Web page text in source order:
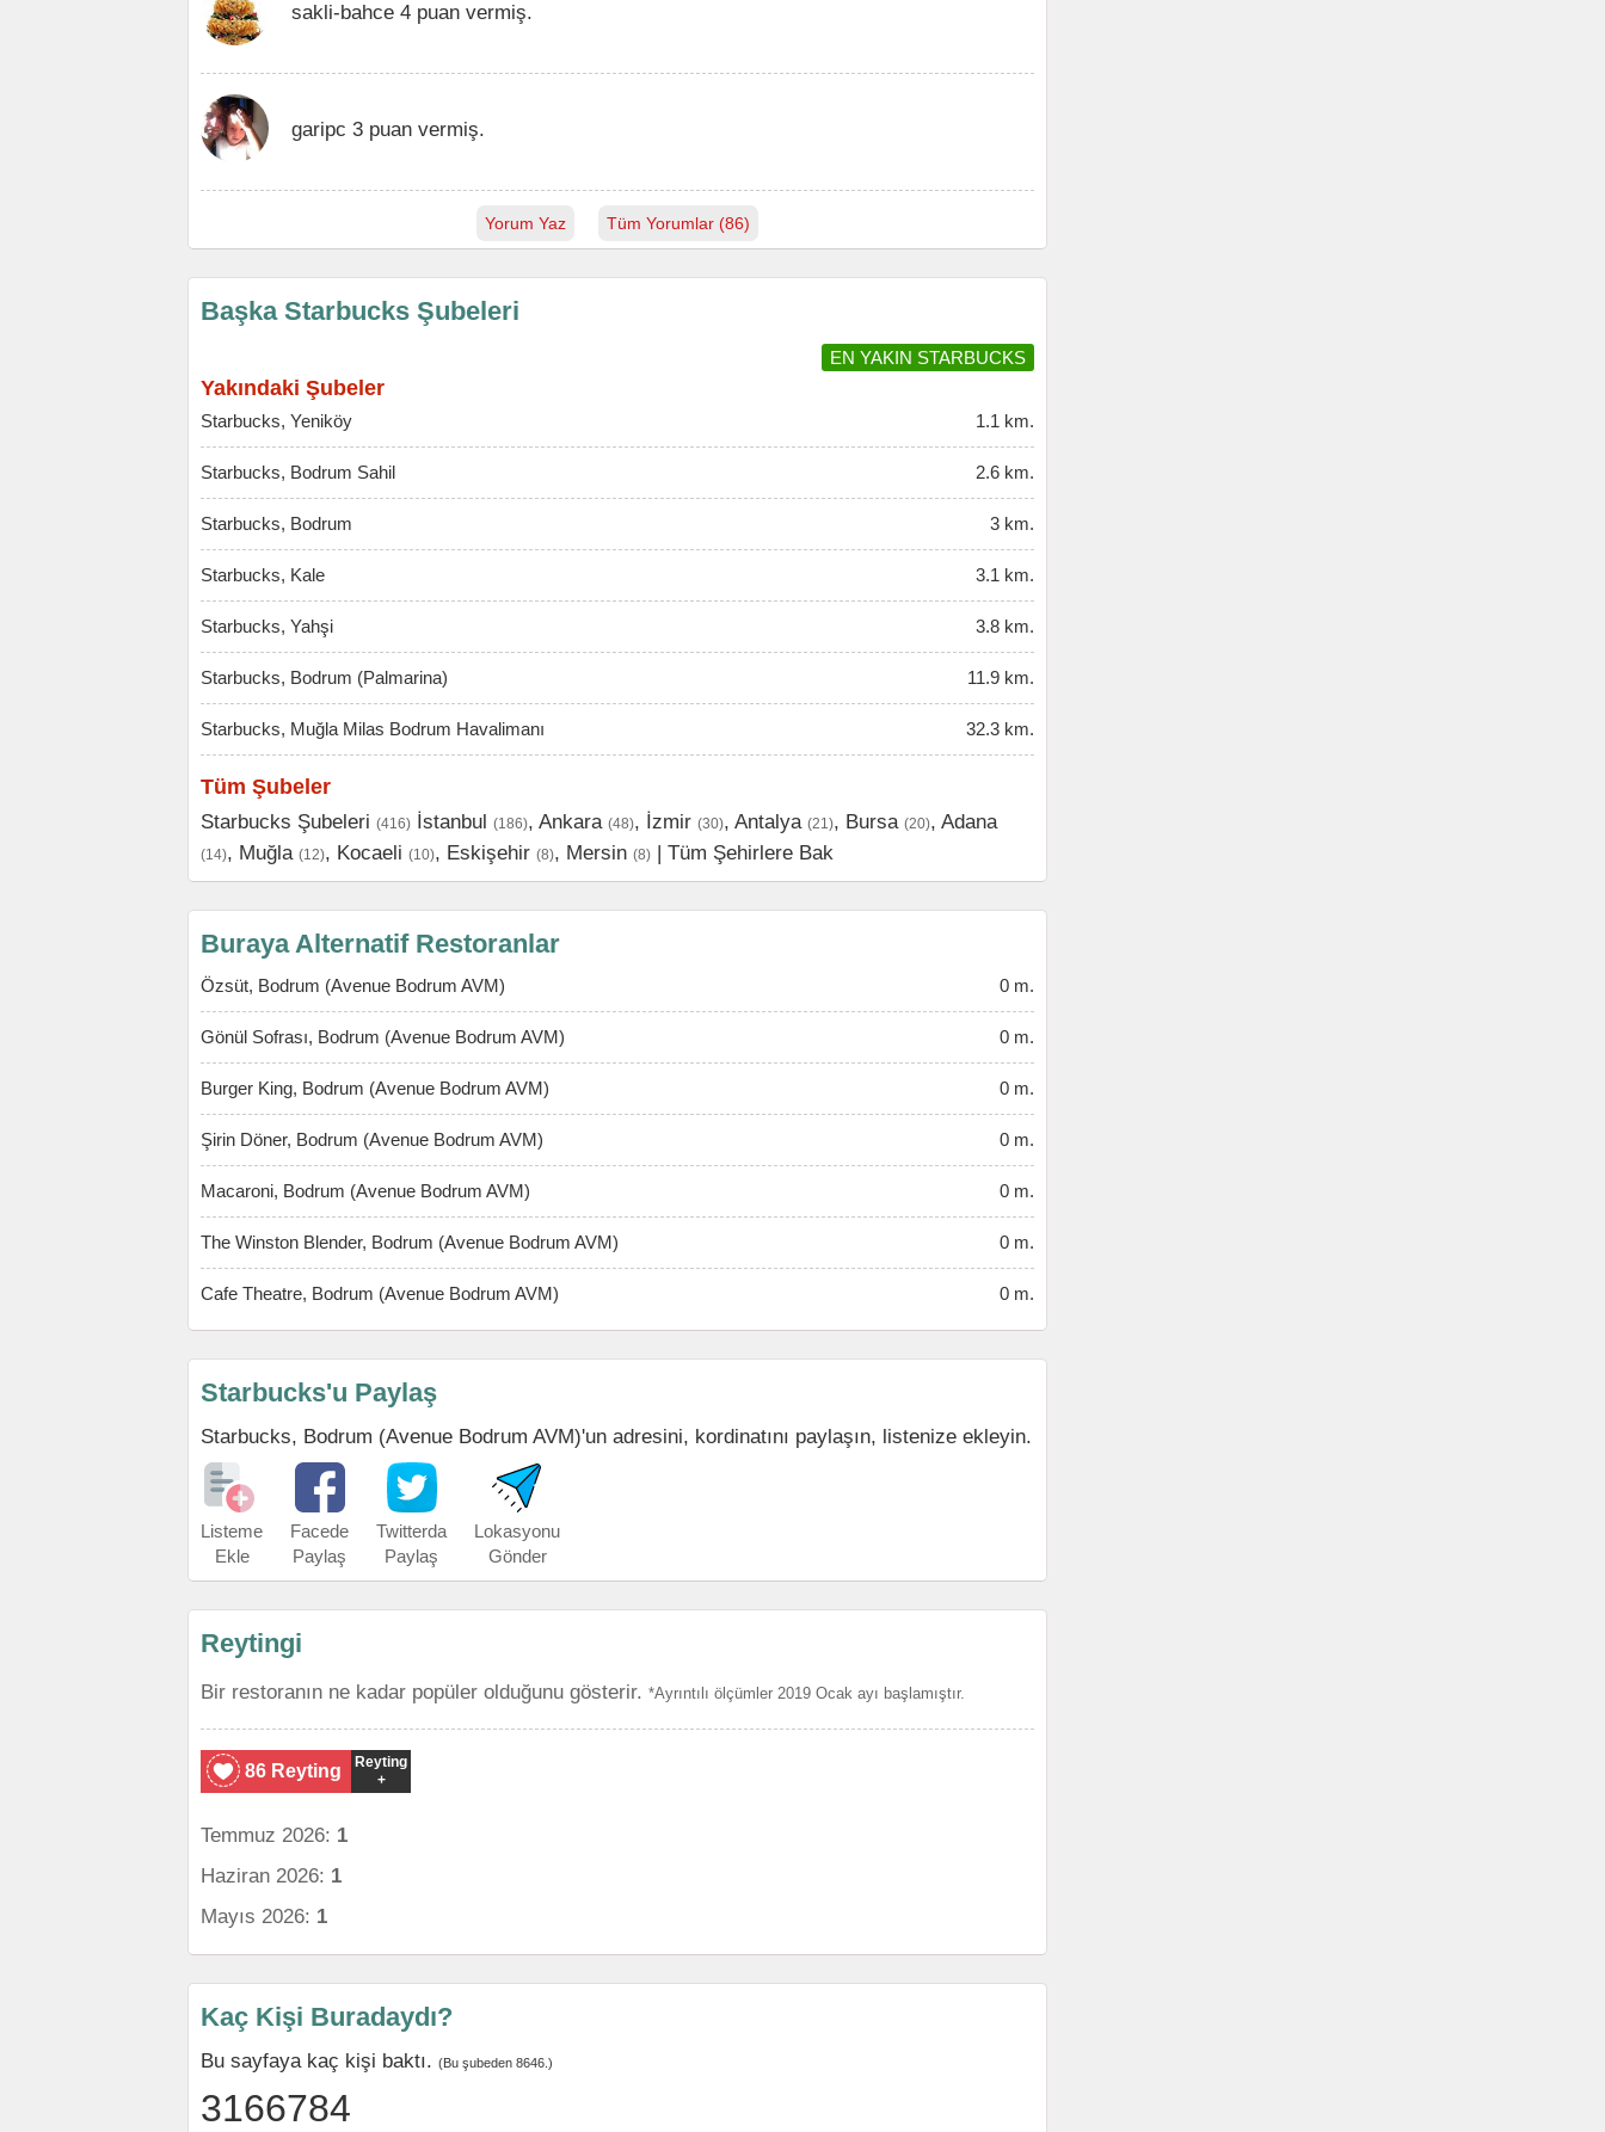
sakli-bahce 4 puan vermiş.
garipc 3 puan vermiş.
Yorum Yaz Tüm Yorumlar (86)
Başka Starbucks Şubeleri
EN YAKIN STARBUCKS
Yakındaki Şubeler
Starbucks, Yeniköy 1.1 km.
Starbucks, Bodrum Sahil 2.6 km.
Starbucks, Bodrum 3 km.
Starbucks, Kale 3.1 km.
Starbucks, Yahşi 3.8 km.
Starbucks, Bodrum (Palmarina) 11.9 km.
Starbucks, Muğla Milas Bodrum Havalimanı 32.3 km.
Tüm Şubeler
Starbucks Şubeleri (416) İstanbul (186), Ankara (48), İzmir (30), Antalya (21), Bursa (20), Adana
(14), Muğla (12), Kocaeli (10), Eskişehir (8), Mersin (8) | Tüm Şehirlere Bak
Buraya Alternatif Restoranlar
Özsüt, Bodrum (Avenue Bodrum AVM) 0 m.
Gönül Sofrası, Bodrum (Avenue Bodrum AVM) 0 m.
Burger King, Bodrum (Avenue Bodrum AVM) 0 m.
Şirin Döner, Bodrum (Avenue Bodrum AVM) 0 m.
Macaroni, Bodrum (Avenue Bodrum AVM) 0 m.
The Winston Blender, Bodrum (Avenue Bodrum AVM) 0 m.
Cafe Theatre, Bodrum (Avenue Bodrum AVM) 0 m.
Starbucks'u Paylaş
Starbucks, Bodrum (Avenue Bodrum AVM)'un adresini, kordinatını paylaşın, listenize ekleyin.
Listeme
Ekle
Facede
Paylaş
Twitterda
Paylaş
Lokasyonu
Gönder
Reytingi
Bir restoranın ne kadar popüler olduğunu gösterir. *Ayrıntılı ölçümler 2019 Ocak ayı başlamıştır.
86 Reyting
Reyting
+
Temmuz 2026: 1
Haziran 2026: 1
Mayıs 2026: 1
Kaç Kişi Buradaydı?
Bu sayfaya kaç kişi baktı. (Bu şubeden 8646.)
3166784